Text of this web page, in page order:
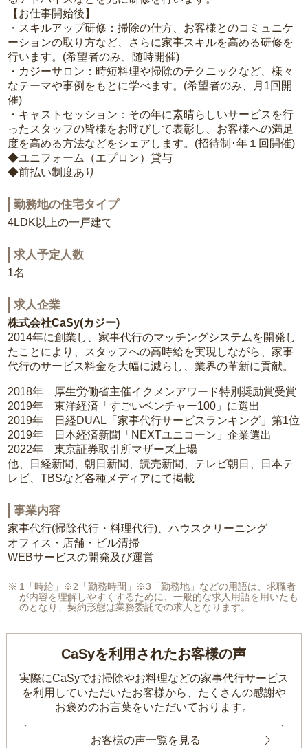
【お仕事開始後】
・スキルアップ研修：掃除の仕方、お客様とのコミュニケ
ーションの取り方など、さらに家事スキルを高める研修を
行います。(希望者のみ、随時開催)
・カジーサロン：時短料理や掃除のテクニックなど、様々
なテーマや事例をもとに学べます。(希望者のみ、月1回開
催)
・キャストセッション：その年に素晴らしいサービスを行
ったスタッフの皆様をお呼びして表彰し、お客様への満足
度を高める方法などをシェアします。(招待制･年１回開催)
◆ユニフォーム（エプロン）貸与
◆前払い制度あり
勤務地の住宅タイプ
4LDK以上の一戸建て
求人予定人数
1名
求人企業
株式会社CaSy(カジー)
2014年に創業し、家事代行のマッチングシステムを開発し
たことにより、スタッフへの高時給を実現しながら、家事
代行のサービス料金を大幅に減らし、業界の革新に貢献。
2018年 厚生労働省主催イクメンアワード特別奨励賞受賞
2019年 東洋経済「すごいベンチャー100」に選出
2019年 日経DUAL「家事代行サービスランキング」第1位
2019年 日本経済新聞「NEXTユニコーン」企業選出
2022年 東京証券取引所マザーズ上場
他、日経新聞、朝日新聞、読売新聞、テレビ朝日、日本テ
レビ、TBSなど各種メディアにて掲載
事業内容
家事代行(掃除代行・料理代行)、ハウスクリーニング
オフィス・店舗・ビル清掃
WEBサービスの開発及び運営
1「時給」※2「勤務時間」※3「勤務地」などの用語は、求職者
が内容を理解しやすくするために、一般的な求人用語を用いたも
のとなり、契約形態は業務委託での求人となります。
CaSyを利用されたお客様の声
実際にCaSyでお掃除やお料理などの家事代行サービス
を利用していただいたお客様から、 たくさんの感謝や
お褒めのお言葉をいただいております。
お客様の声一覧を見る